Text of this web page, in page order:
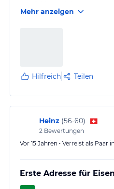
Mehr anzeigen
Hilfreich Teilen
Heinz (56-60)
2 Bewertungen
Vor 15 Jahren • Verreist als Paar
Erste Adresse für